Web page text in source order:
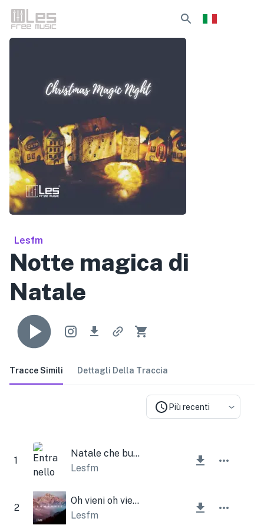
Lesfm
Notte magica di
Natale
Tracce Simili Dettagli Della Traccia
Più recenti
1
Natale che bussa alla porta
Lesfm
2
Oh vieni oh vieni Emanuele
Lesfm